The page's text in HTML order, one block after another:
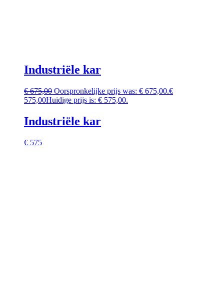
Industriële kar
€675,00 Oorspronkelijke prijs was: € 675,00.€
575,00Huidige prijs is: € 575,00.
Industriële kar
€ 575